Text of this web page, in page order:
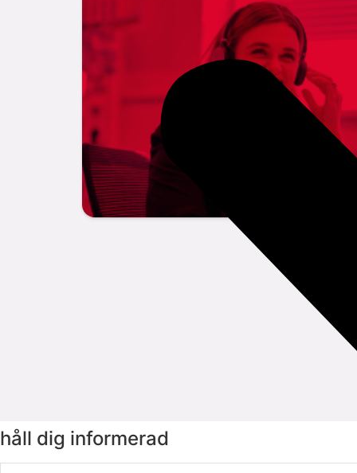
håll dig informerad